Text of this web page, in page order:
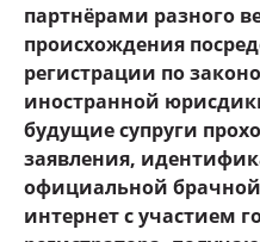
партнёрами разного
происхождения
регистрации по
иностранной
будущие супруги
заявления,
официальной
интернет с участием